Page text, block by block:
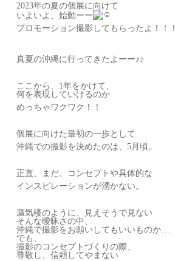
2023年の夏の個展に向けて
いよいよ、始動ーー
プロモーション撮影してもらったよ！！！
真夏の沖縄に行ってきたよーー♪♪
ここから、1年をかけて、
何を表現していけるのか
めっちゃワクワク！！
個展に向けた最初の一歩として
沖縄での撮影を決めたのは、5月頃。
正直、まだ、コンセプトや具体的な
インスピレーションが湧かない。
蜃気楼のように、見えそうで見ない
そんな曖昧さの中、
沖縄で撮影をお願いしてもいいものか…
でも、
撮影のコンセプトづくりの際、
尊敬し、信頼してやまない